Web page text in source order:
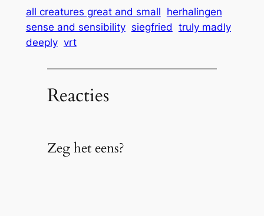
all creatures great and small herhalingen
sense and sensibility siegfried truly madly
deeply vrt
Reacties
Zeg het eens?